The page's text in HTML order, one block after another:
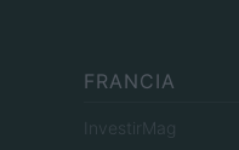
FRANCIA
InvestirMag